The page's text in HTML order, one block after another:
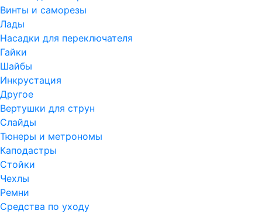
Винты и саморезы
Лады
Насадки для переключателя
Гайки
Шайбы
Инкрустация
Другое
Вертушки для струн
Слайды
Тюнеры и метрономы
Каподастры
Стойки
Чехлы
Ремни
Средства по уходу